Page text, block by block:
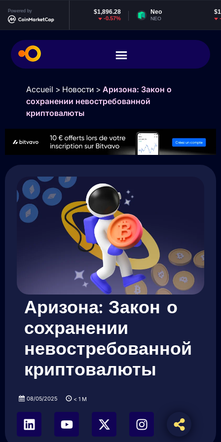
Powered by
Ethereum
ETH
Neo
Accueil > Новости> Аризона: Закон о
сохранении невостребованной
криптовалюты
Аризона: Закон о
сохранении
невостребованной
криптовалюты
08/05/2025 < 1 M